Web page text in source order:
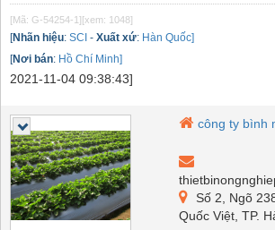
[Mã: G-54254-1] [xem: 1048]
[Nhãn hiệu: SCI - Xuất xứ: Hàn Quốc]
[Nơi bán: Hồ Chí Minh]
2021-11-04 09:38:43]
công ty bình
Số 2, Ngõ
Quốc Việt, TP.